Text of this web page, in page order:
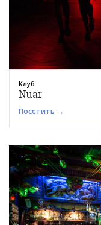
Клуб
Nuar
Посетить →